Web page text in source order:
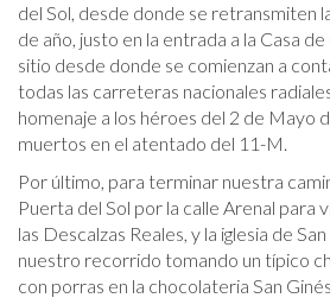
del Sol, desde donde se retransmiten
de año, justo en la entrada a la Casa
sitio desde donde se comienzan a
todas las carreteras nacionales
homenaje a los héroes del 2 de Mayo
muertos en el atentado del 11-M.
Por último, para terminar nuestra
Puerta del Sol por la calle Arenal para
las Descalzas Reales, y la iglesia de
nuestro recorrido tomando un típico
con porras en la chocolateria San